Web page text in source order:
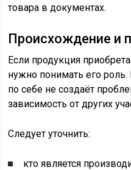
товара в документах.
Происхождение и
Если продукция
нужно понимать его
по себе не создаёт
зависимость от других
Следует уточнить:
кто является